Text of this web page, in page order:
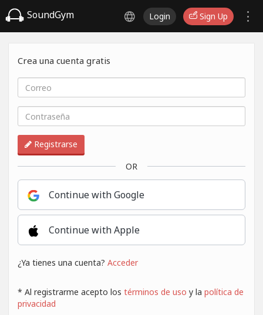
SoundGym Login Sign Up
Crea una cuenta gratis
Registrarse
OR
Continue with Google
Continue with Apple
¿Ya tienes una cuenta? Acceder
* Al registrarme acepto los términos de uso y la política de
privacidad